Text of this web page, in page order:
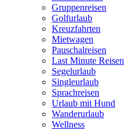
Gruppenreisen
Golfurlaub
Kreuzfahrten
Mietwagen
Pauschalreisen
Last Minute Reisen
Segelurlaub
Singleurlaub
Sprachreisen
Urlaub mit Hund
Wanderurlaub
Wellness